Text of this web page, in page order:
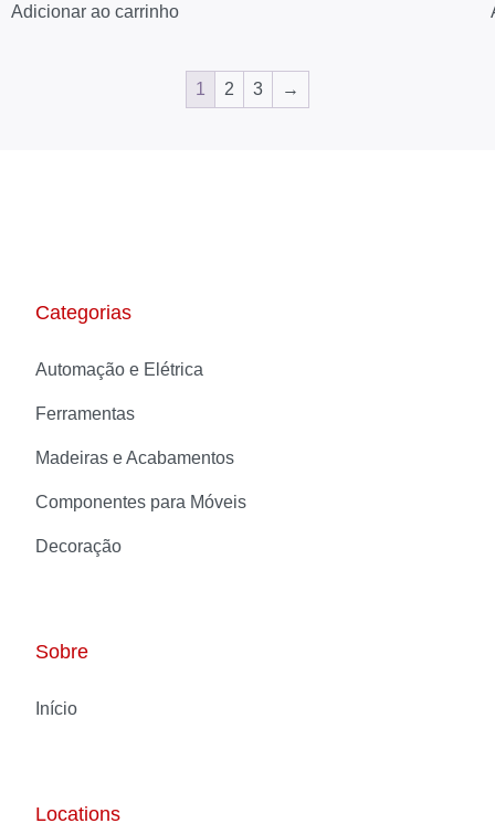
Adicionar ao carrinho
1 2 3 →
Categorias
Automação e Elétrica
Ferramentas
Madeiras e Acabamentos
Componentes para Móveis
Decoração
Sobre
Início
Locations